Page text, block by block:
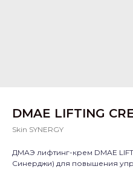
DMAE LIFTING
Skin SYNERGY
ДМАЭ лифтинг-крем DMAE
Синерджи) для повышения